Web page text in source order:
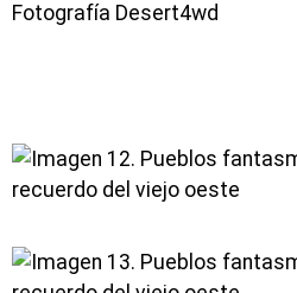
Fotografía Desert4wd